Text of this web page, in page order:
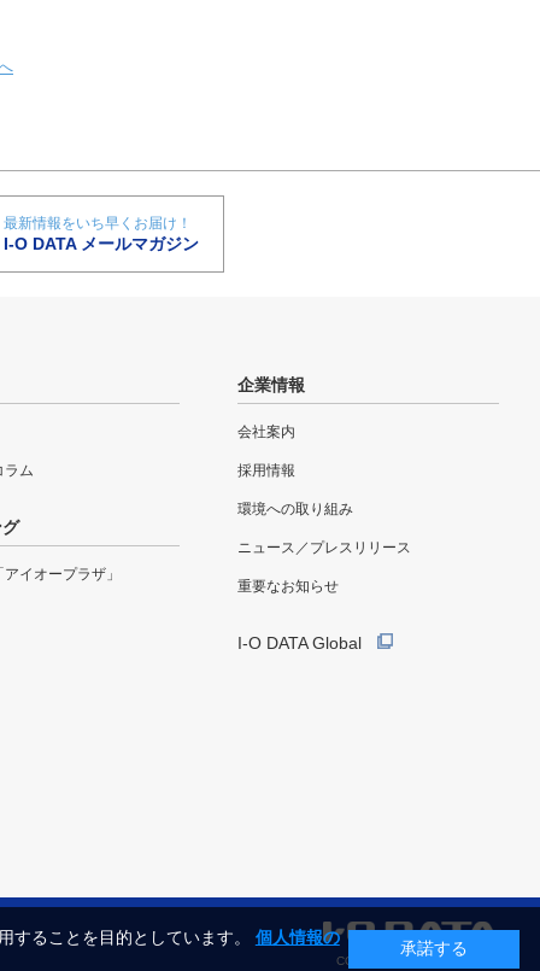
最新情報をいち早くお届け！
I-O DATA メールマガジン
ラム
イオープラザ」
企業情報
会社案内
採用情報
環境への取り組み
ニュース／プレスリリース
重要なお知らせ
I-O DATA Global
COPYRIGHT©I-O DATA, INC.
ることを目的としています。 個人情報の
承諾する